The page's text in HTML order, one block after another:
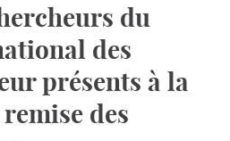
du
des
présents à la
des